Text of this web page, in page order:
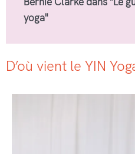
yoga"
D’où vient le YIN